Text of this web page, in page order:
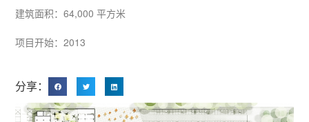
建筑面积：64,000 平方米
项目开始：2013
分享：